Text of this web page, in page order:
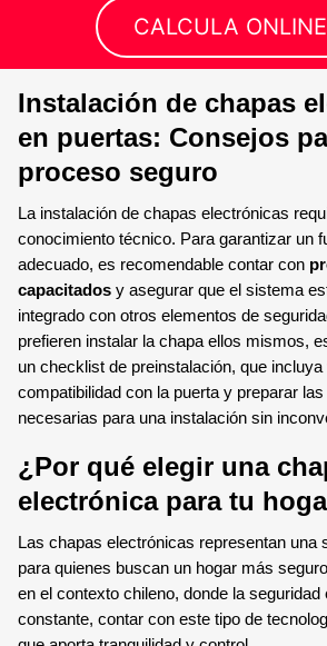
CALCULA ONLINE
Instalación de chapas
en puertas: Consejos
proceso seguro
La instalación de chapas electrónicas
conocimiento técnico. Para garantizar un
adecuado, es recomendable contar con
capacitados y asegurar que el sistema
integrado con otros elementos de
prefieren instalar la chapa ellos mismos,
un checklist de preinstalación, que
compatibilidad con la puerta y preparar
necesarias para una instalación sin
¿Por qué elegir una
electrónica para tu
Las chapas electrónicas representan una
para quienes buscan un hogar más
en el contexto chileno, donde la
constante, contar con este tipo de